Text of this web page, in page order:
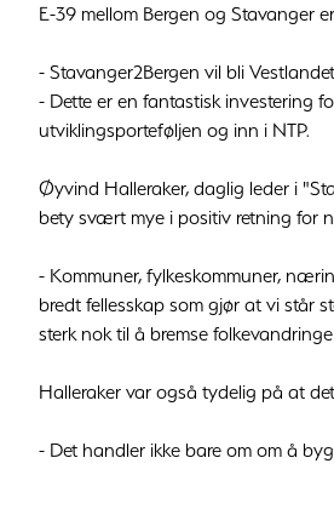
E-39 mellom Bergen og Stavanger
- Stavanger2Bergen vil bli
- Dette er en fantastisk investering
utviklingsporteføljen og inn i NTP.
Øyvind Halleraker, daglig leder i
bety svært mye i positiv retning for
- Kommuner, fylkeskommuner,
bredt fellesskap som gjør at vi står
sterk nok til å bremse
Halleraker var også tydelig på at
- Det handler ikke bare om om å